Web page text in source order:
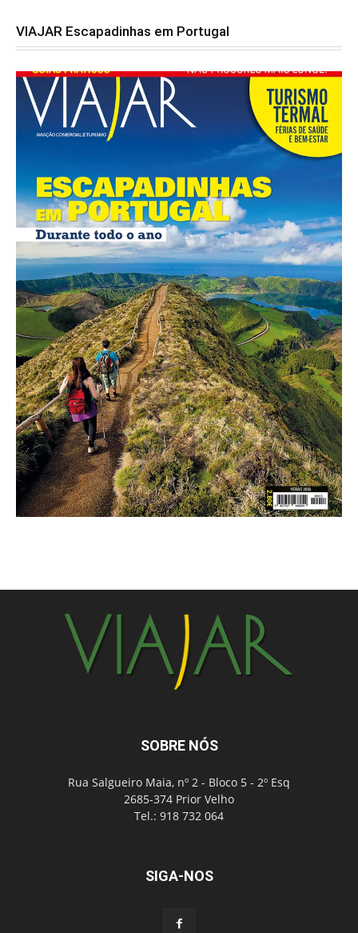
VIAJAR Escapadinhas em Portugal
SOBRE NÓS
Rua Salgueiro Maia, nº 2 - Bloco 5 - 2º Esq
2685-374 Prior Velho
Tel.: 918 732 064
SIGA-NOS